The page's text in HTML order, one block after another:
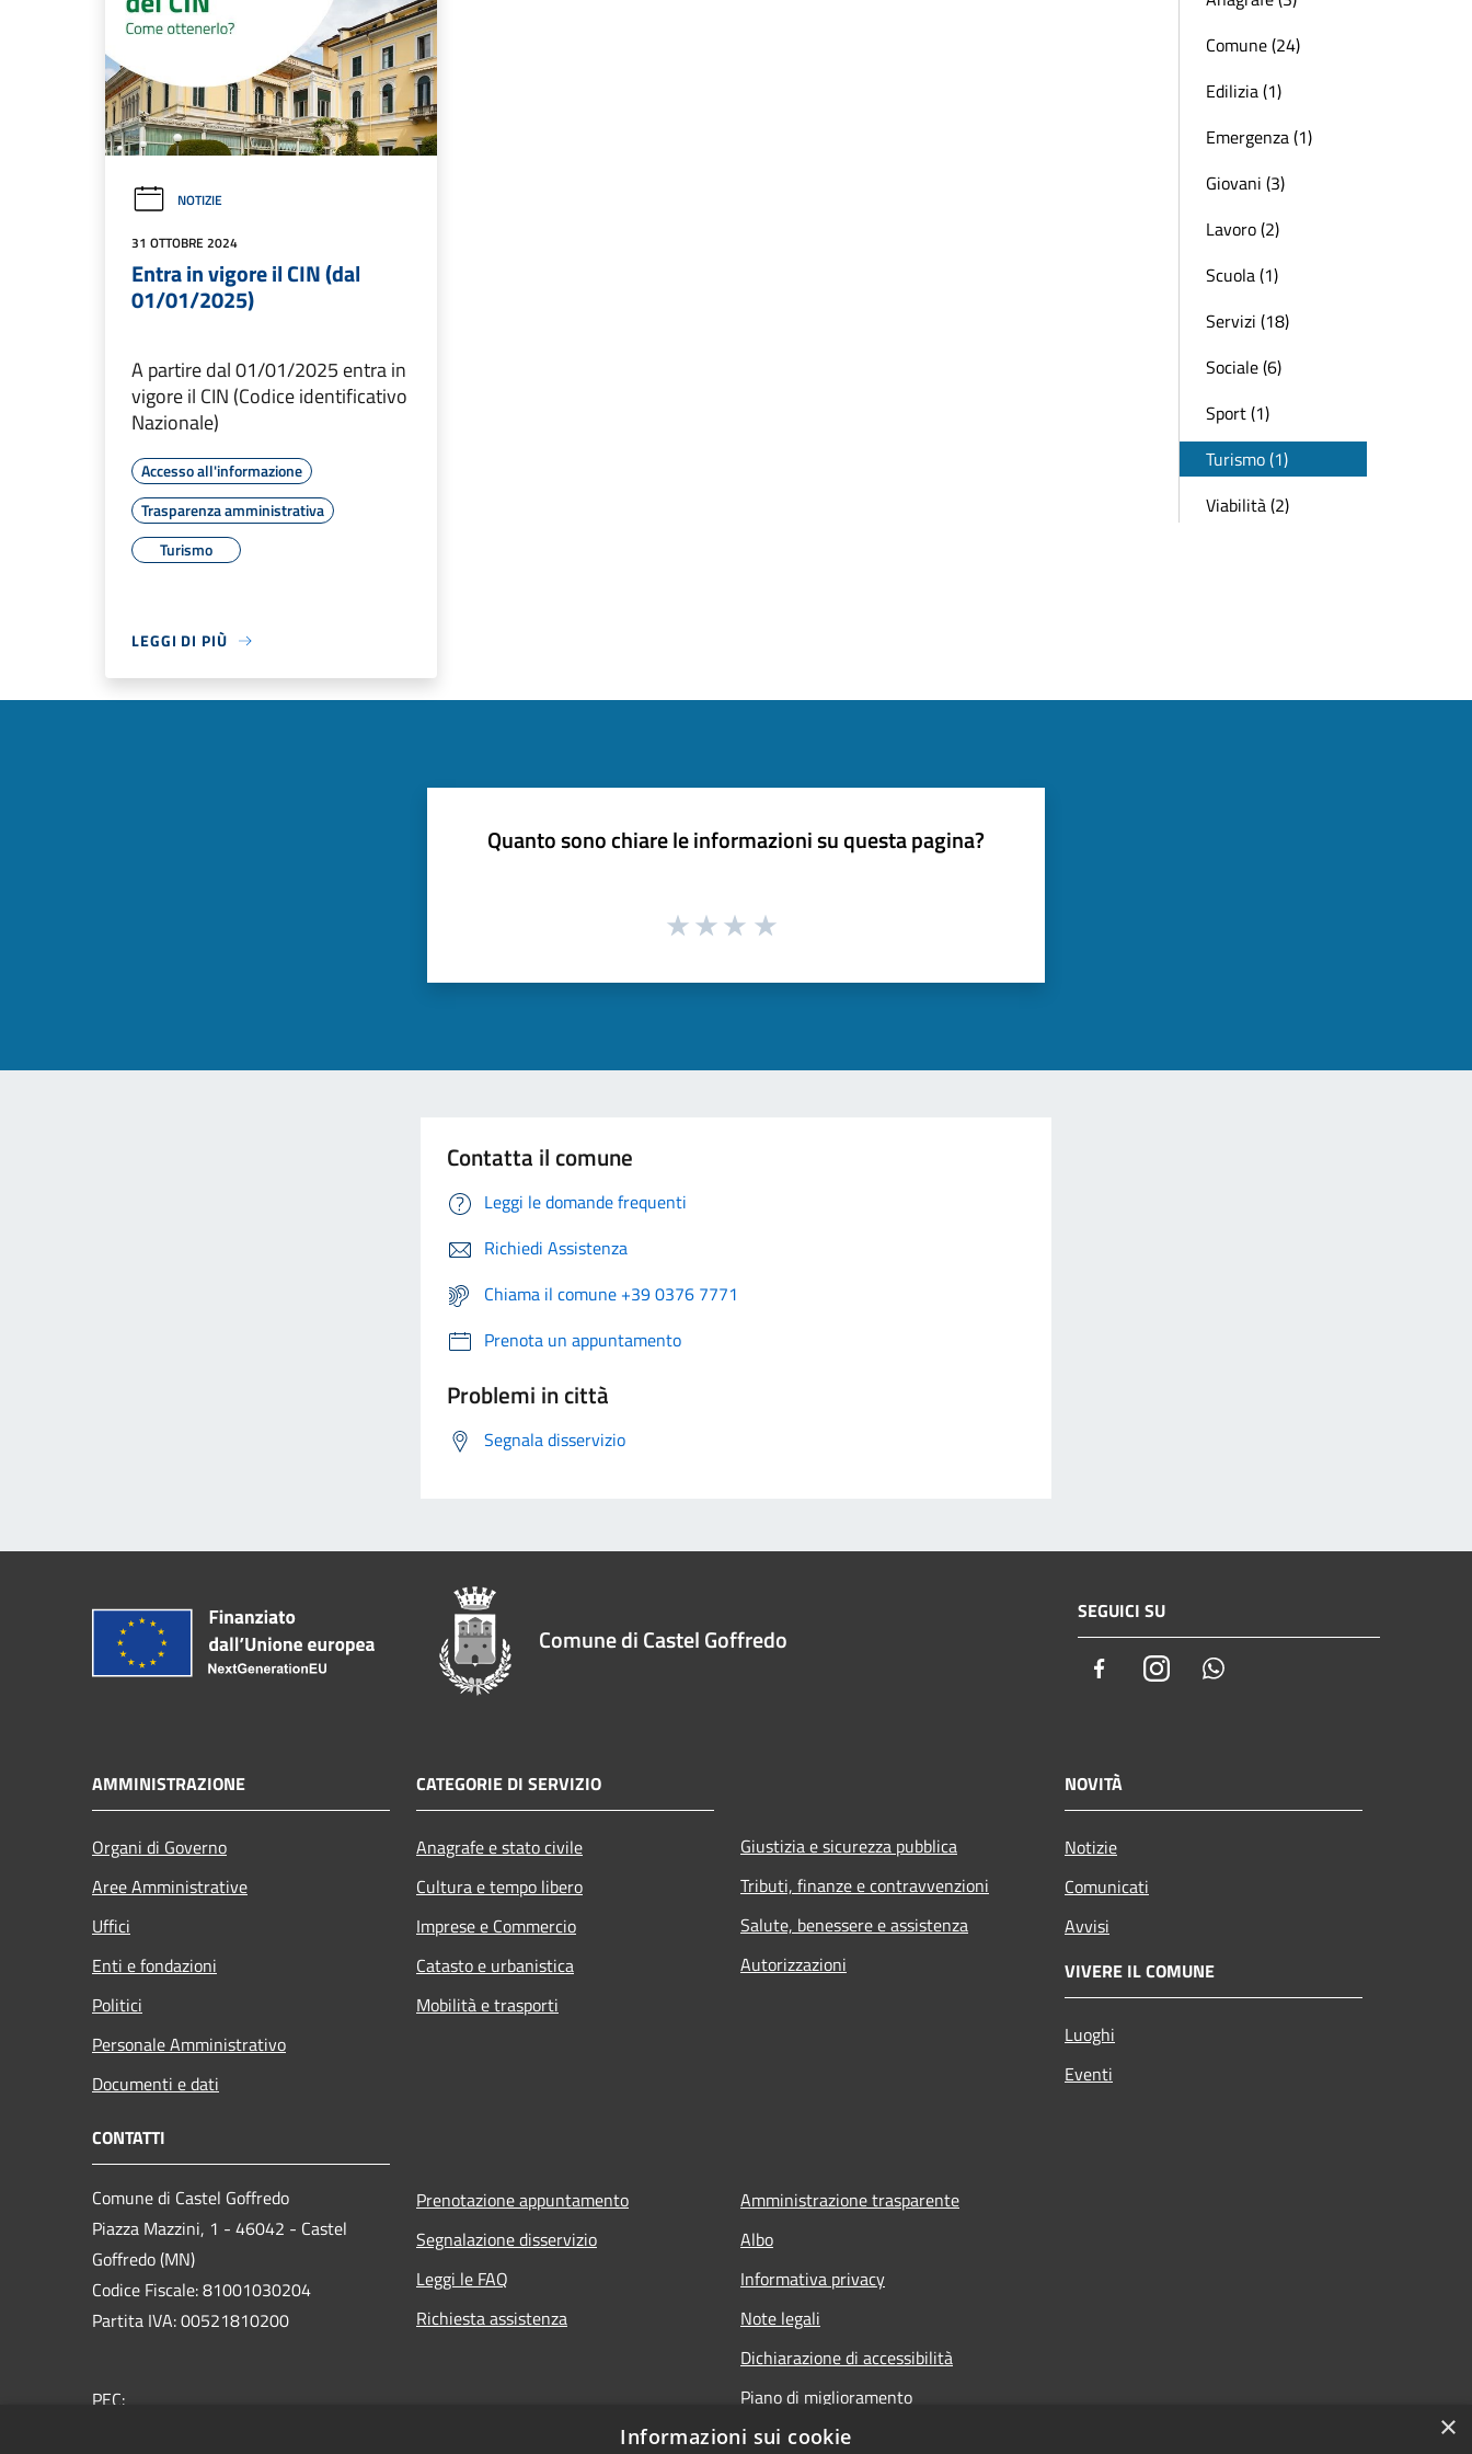
NOTIZIE
31 OTTOBRE 2024
Entra in vigore il CIN (dal
01/01/2025)
A partire dal 01/01/2025 entra in
vigore il CIN (Codice identificativo
Nazionale)
Accesso all'informazione
Trasparenza amministrativa
Turismo
LEGGI DI PIÙ
Comune (24)
Edilizia (1)
Emergenza (1)
Giovani (3)
Lavoro (2)
Scuola (1)
Servizi (18)
Sociale (6)
Sport (1)
Turismo (1)
Viabilità (2)
Quanto sono chiare le informazioni su questa pagina?
Contatta il comune
Leggi le domande frequenti
Richiedi Assistenza
Chiama il comune +39 0376 7771
Prenota un appuntamento
Problemi in città
Segnala disservizio
Comune di Castel Goffredo
SEGUICI SU
FacebookInstagram
AMMINISTRAZIONE
Organi di Governo
Aree Amministrative
Uffici
Enti e fondazioni
Politici
Personale Amministrativo
Documenti e dati
CATEGORIE DI SERVIZIO
Anagrafe e stato civile
Cultura e tempo libero
Imprese e Commercio
Catasto e urbanistica
Mobilità e trasporti
Giustizia e sicurezza pubblica
Tributi, finanze e contravvenzioni
Salute, benessere e assistenza
Autorizzazioni
NOVITÀ
Notizie
Comunicati
Avvisi
VIVERE IL COMUNE
Luoghi
Eventi
CONTATTI
Comune di Castel Goffredo
Piazza Mazzini, 1 - 46042 - Castel
Goffredo (MN)
Codice Fiscale: 81001030204
Partita IVA: 00521810200
PEC:
Prenotazione appuntamento
Segnalazione disservizio
Leggi le FAQ
Richiesta assistenza
Amministrazione trasparente
Albo
Informativa privacy
Note legali
Dichiarazione di accessibilità
Piano di miglioramento
×
Informazioni sui cookie